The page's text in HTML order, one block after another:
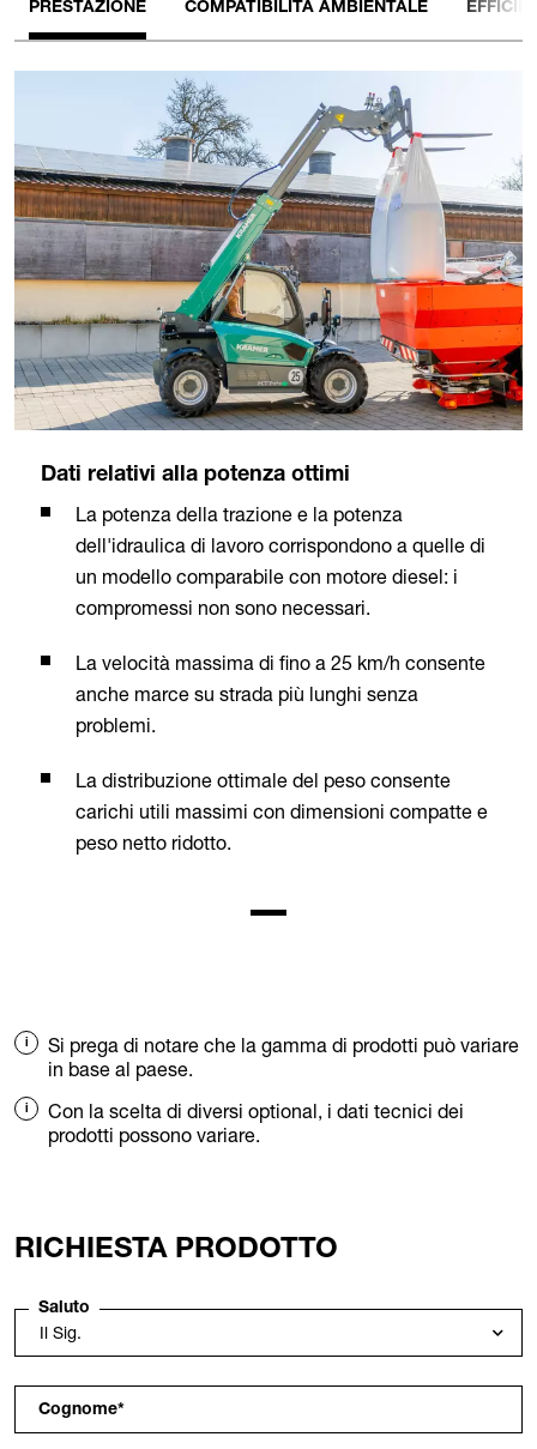
PRESTAZIONE COMPATIBILITÀ AMBIENTALE
Dati relativi alla potenza ottimi
La potenza della trazione e la potenza
dell'idraulica di lavoro corrispondono a quelle di
un modello comparabile con motore diesel: i
compromessi non sono necessari.
La velocità massima di fino a 25 km/h consente
anche marce su strada più lunghi senza
problemi.
La distribuzione ottimale del peso consente
carichi utili massimi con dimensioni compatte e
peso netto ridotto.
Si prega di notare che la gamma di prodotti può variare
in base al paese.
Con la scelta di diversi optional, i dati tecnici dei
prodotti possono variare.
RICHIESTA PRODOTTO
Saluto
Cognome*